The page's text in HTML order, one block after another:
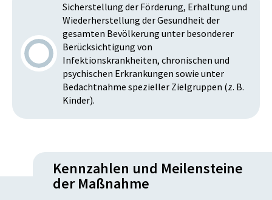
Sicherstellung der Förderung, Erhaltung und
Wiederherstellung der Gesundheit der
gesamten Bevölkerung unter besonderer
Berücksichtigung von
Infektionskrankheiten, chronischen und
psychischen Erkrankungen sowie unter
Bedachtnahme spezieller Zielgruppen (z. B.
Kinder).
Kennzahlen und Meilensteine
der Maßnahme